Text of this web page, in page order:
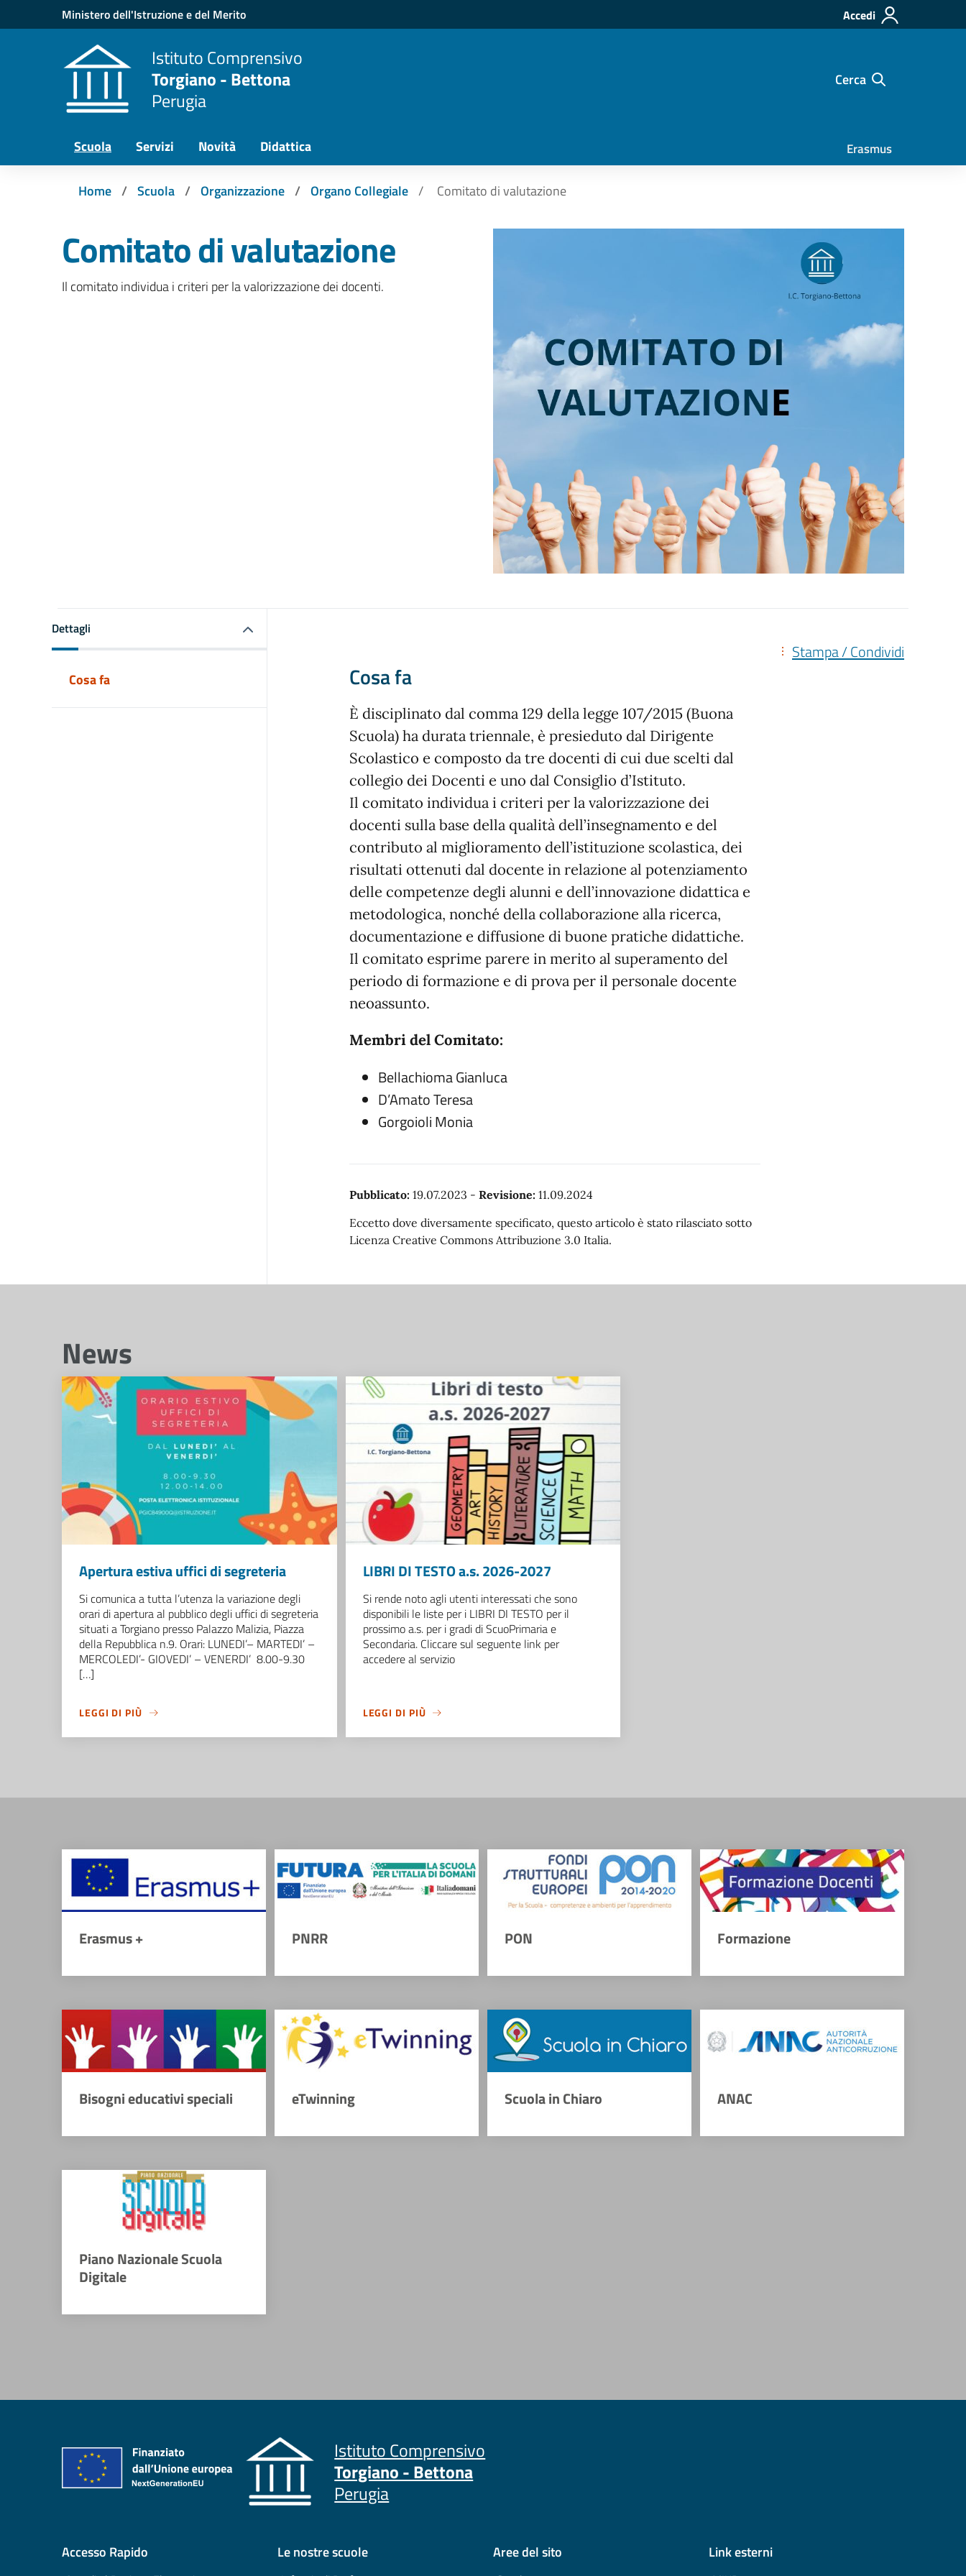
Vai ai contenuti
Vai al menu di navigazione
Ministero dell'Istruzione e del Merito Accedi
Istituto Comprensivo
Torgiano - Bettona
Perugia
Cerca
Scuola Servizi Novità Didattica Erasmus
Home Scuola Organizzazione Organo Collegiale Comitato di valutazione
Comitato di valutazione
Il comitato individua i criteri per la valorizzazione dei docenti.
Dettagli
Cosa fa
Stampa / Condividi
Cosa fa
È disciplinato dal comma 129 della legge 107/2015 (Buona
Scuola) ha durata triennale, è presieduto dal Dirigente
Scolastico e composto da tre docenti di cui due scelti dal
collegio dei Docenti e uno dal Consiglio d’Istituto.
Il comitato individua i criteri per la valorizzazione dei
docenti sulla base della qualità dell’insegnamento e del
contributo al miglioramento dell’istituzione scolastica, dei
risultati ottenuti dal docente in relazione al potenziamento
delle competenze degli alunni e dell’innovazione didattica e
metodologica, nonché della collaborazione alla ricerca,
documentazione e diffusione di buone pratiche didattiche.
Il comitato esprime parere in merito al superamento del
periodo di formazione e di prova per il personale docente
neoassunto.
Membri del Comitato:
Bellachioma Gianluca
D’Amato Teresa
Gorgoioli Monia
Pubblicato: 19.07.2023 - Revisione: 11.09.2024
Eccetto dove diversamente specificato, questo articolo è stato rilasciato sotto
Licenza Creative Commons Attribuzione 3.0 Italia.
News
Apertura estiva uffici di segreteria
Si comunica a tutta l’utenza la variazione degli
orari di apertura al pubblico degli uffici di segreteria
situati a Torgiano presso Palazzo Malizia, Piazza
della Repubblica n.9. Orari: LUNEDI’– MARTEDI’ –
MERCOLEDI’- GIOVEDI’ – VENERDI’ 8.00-9.30
[…]
LEGGI DI PIÙ
LIBRI DI TESTO a.s. 2026-2027
Si rende noto agli utenti interessati che sono
disponibili le liste per i LIBRI DI TESTO per il
prossimo a.s. per i gradi di ScuoPrimaria e
Secondaria. Cliccare sul seguente link per
accedere al servizio
LEGGI DI PIÙ
Erasmus + PNRR PON Formazione
Bisogni educativi speciali eTwinning Scuola in Chiaro ANAC
Piano Nazionale Scuola
Digitale
Istituto Comprensivo
Torgiano - Bettona
Perugia
Accesso Rapido Le nostre scuole Aree del sito Link esterni